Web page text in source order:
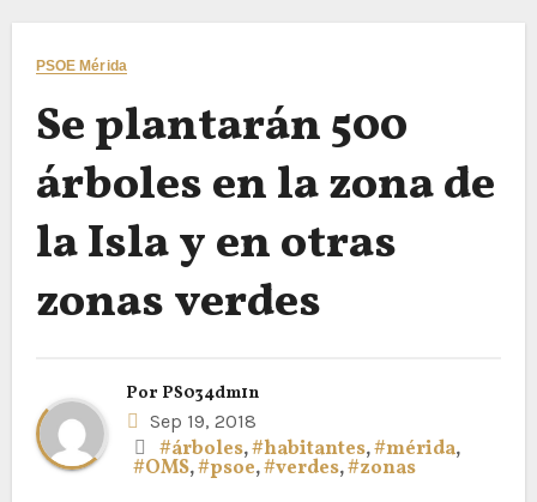
PSOE Mérida
Se plantarán 500
árboles en la zona de
la Isla y en otras
zonas verdes
Por PS034dm1n
Sep 19, 2018
#árboles,#habitantes,#mérida,
#OMS,#psoe,#verdes,#zonas